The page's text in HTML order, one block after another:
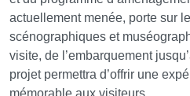
actuellement menée, porte sur
scénographiques et
visite, de l’embarquement
projet permettra d’offrir une
mémorable aux visiteurs.